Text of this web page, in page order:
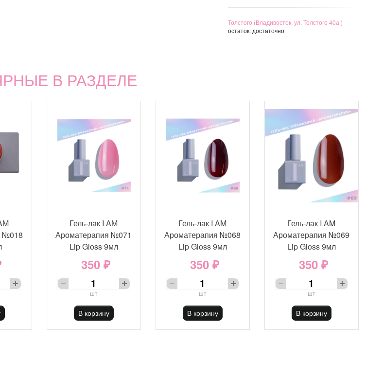
Толстого (Владивосток, ул. Толстого 40а )
остаток:достаточно
В РАЗДЕЛЕ
№018
Гель-лак I AM
Ароматерапия №071
Lip Gloss 9мл
350 ₽
шт
В корзину
Гель-лак I AM
Ароматерапия №068
Lip Gloss 9мл
350 ₽
шт
В корзину
Гель-лак I AM
Ароматерапия №069
Lip Gloss 9мл
350 ₽
шт
В корзину